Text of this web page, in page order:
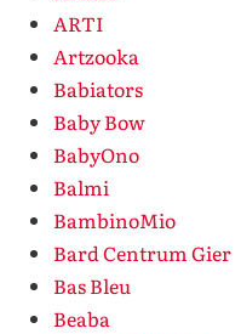
ARTI
Artzooka
Babiators
Baby Bow
BabyOno
Balmi
BambinoMio
Bard Centrum Gier
Bas Bleu
Beaba